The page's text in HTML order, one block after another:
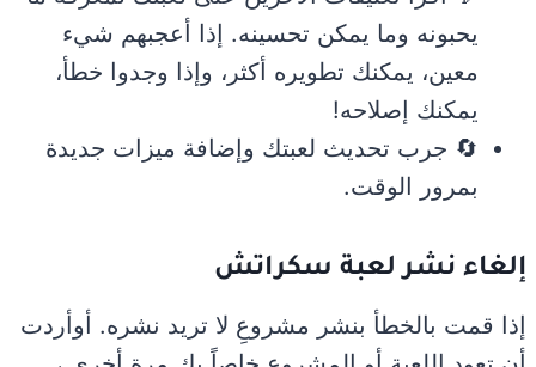
يحبونه وما يمكن تحسينه. إذا أعجبهم شيء
معين، يمكنك تطويره أكثر، وإذا وجدوا خطأ،
يمكنك إصلاحه!
🔄 جرب تحديث لعبتك وإضافة ميزات جديدة
بمرور الوقت.
إلغاء نشر لعبة سكراتش
إذا قمت بالخطأ بنشر مشروعِ لا تريد نشره. أوأردت